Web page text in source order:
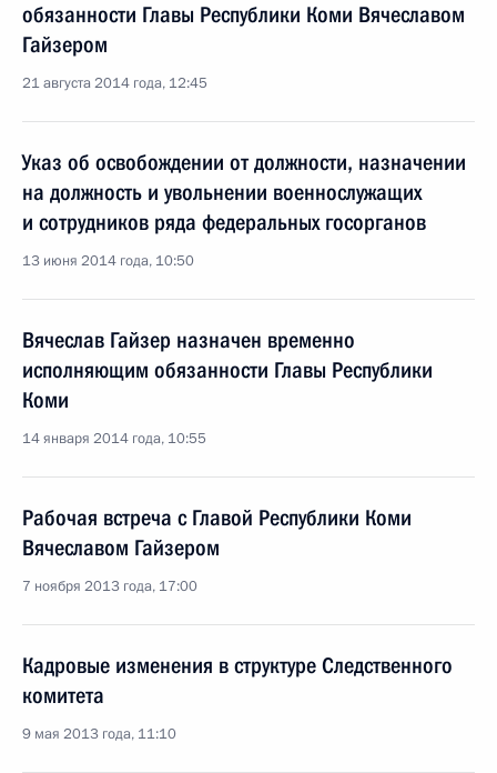
обязанности Главы Республики Коми Вячеславом
Гайзером
21 августа 2014 года, 12:45
Указ об освобождении от должности, назначении
на должность и увольнении военнослужащих
и сотрудников ряда федеральных госорганов
13 июня 2014 года, 10:50
Вячеслав Гайзер назначен временно
исполняющим обязанности Главы Республики
Коми
14 января 2014 года, 10:55
Рабочая встреча с Главой Республики Коми
Вячеславом Гайзером
7 ноября 2013 года, 17:00
Кадровые изменения в структуре Следственного
комитета
9 мая 2013 года, 11:10